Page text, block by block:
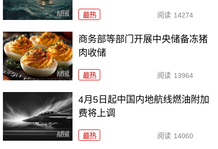
最热 阅读 14274
商务部等部门开展中央储备冻猪
肉收储
最热 阅读 13964
4月5日起中国内地航线燃油附加
费将上调
最热 阅读 14060